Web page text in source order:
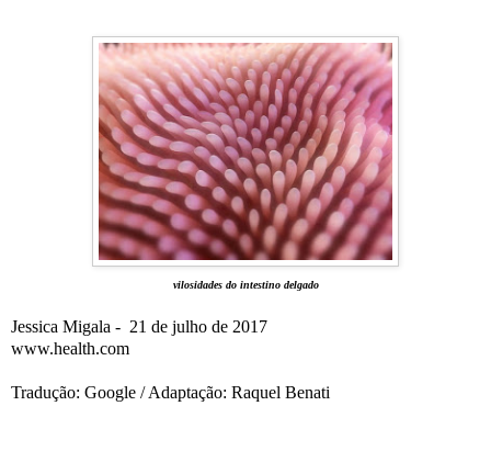
vilosidades do intestino delgado
Jessica Migala - 21 de julho de 2017
www.health.com
Tradução: Google / Adaptação: Raquel Benati